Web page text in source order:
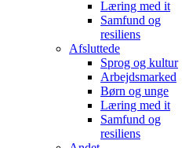
Læring med it
Samfund og
resiliens
Afsluttede
Sprog og kultur
Arbejdsmarked
Børn og unge
Læring med it
Samfund og
resiliens